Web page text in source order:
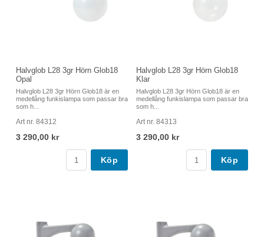
Halvglob L28 3gr Hörn Glob18
Opal
Halvglob L28 3gr Hörn Glob18 är en
medellång funkislampa som passar bra
som h...
Art nr. 84312
3 290,00 kr
Köp
Halvglob L28 3gr Hörn Glob18
Klar
Halvglob L28 3gr Hörn Glob18 är en
medellång funkislampa som passar bra
som h...
Art nr. 84313
3 290,00 kr
Köp